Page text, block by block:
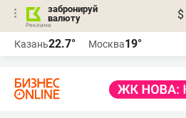
забронируй
валюту
$
Казань22.7° Москва19°